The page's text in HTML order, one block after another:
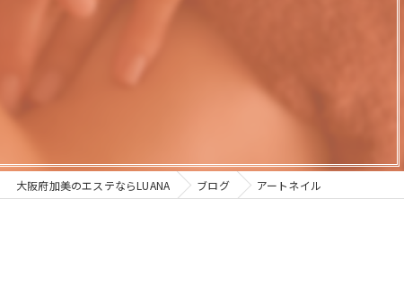
リラクゼーション
大阪府加美のエステならLUANA ブログ アートネイル